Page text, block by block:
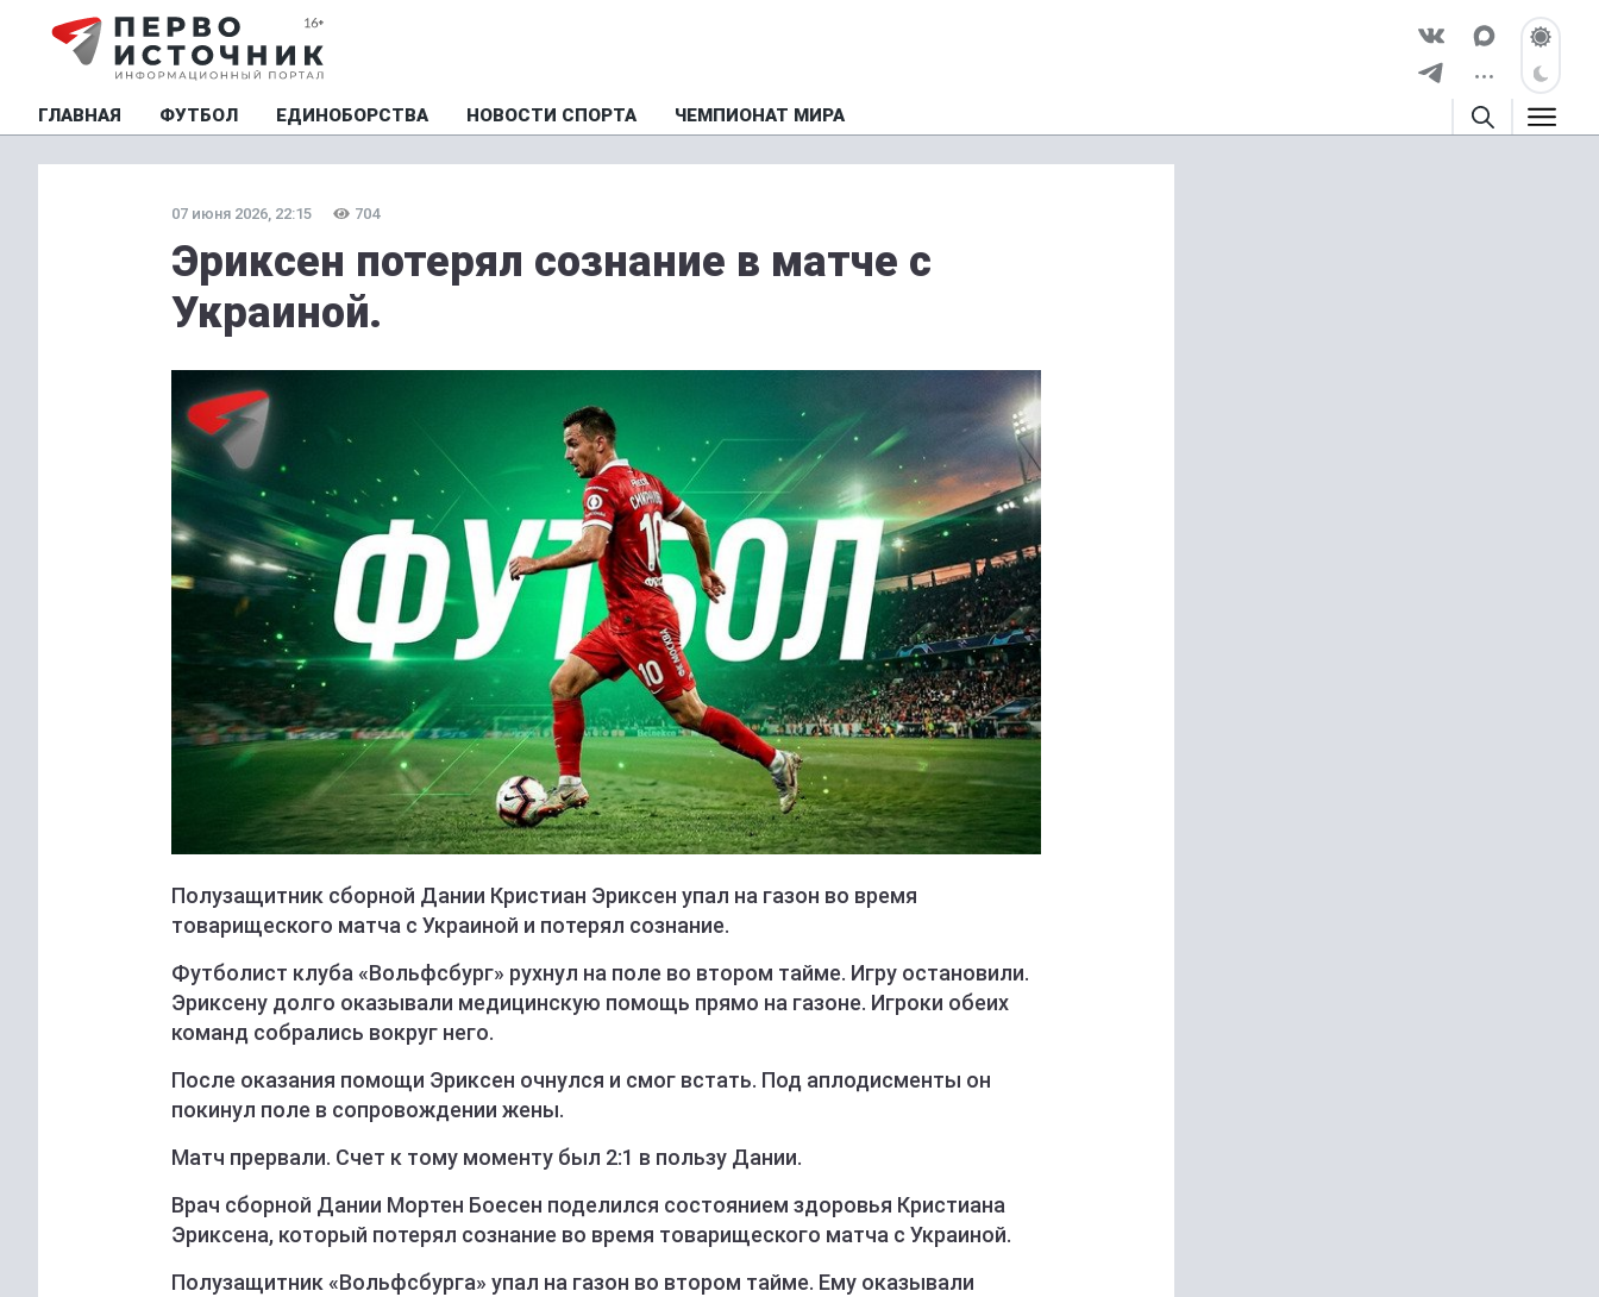
ГЛАВНАЯ ФУТБОЛ ЕДИНОБОРСТВА НОВОСТИ СПОРТА ЧЕМПИОНАТ МИРА
07 июня 2026, 22:15 704
Эриксен потерял сознание в матче с
Украиной.
Полузащитник сборной Дании Кристиан Эриксен упал на газон во время
товарищеского матча с Украиной и потерял сознание.
Футболист клуба «Вольфсбург» рухнул на поле во втором тайме. Игру остановили.
Эриксену долго оказывали медицинскую помощь прямо на газоне. Игроки обеих
команд собрались вокруг него.
После оказания помощи Эриксен очнулся и смог встать. Под аплодисменты он
покинул поле в сопровождении жены.
Матч прервали. Счет к тому моменту был 2:1 в пользу Дании.
Врач сборной Дании Мортен Боесен поделился состоянием здоровья Кристиана
Эриксена, который потерял сознание во время товарищеского матча с Украиной.
Полузащитник «Вольфсбурга» упал на газон во втором тайме. Ему оказывали